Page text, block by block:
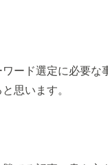
ード選定に必要な
思います。